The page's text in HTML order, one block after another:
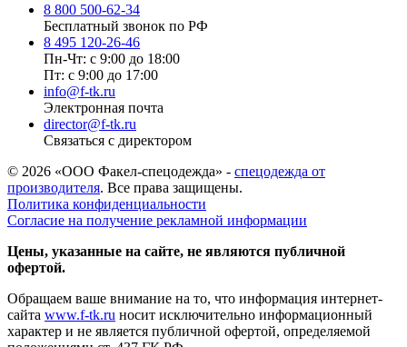
8 800 500-62-34
Бесплатный звонок по РФ
8 495 120-26-46
Пн-Чт: с 9:00 до 18:00
Пт: с 9:00 до 17:00
info@f-tk.ru
Электронная почта
director@f-tk.ru
Связаться с директором
© 2026 «ООО Факел-спецодежда» - спецодежда от
производителя. Все права защищены.
Политика конфиденциальности
Согласие на получение рекламной информации
Цены, указанные на сайте, не являются публичной
офертой.
Обращаем ваше внимание на то, что информация интернет-
сайта www.f-tk.ru носит исключительно информационный
характер и не является публичной офертой, определяемой